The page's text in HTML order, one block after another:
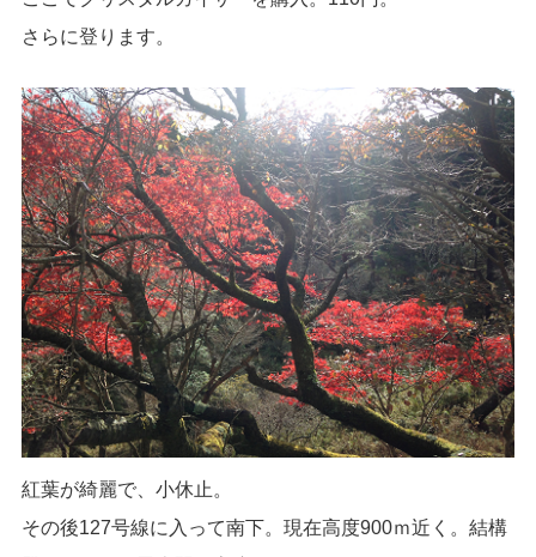
さらに登ります。
紅葉が綺麗で、小休止。
その後127号線に入って南下。現在高度900ｍ近く。結構